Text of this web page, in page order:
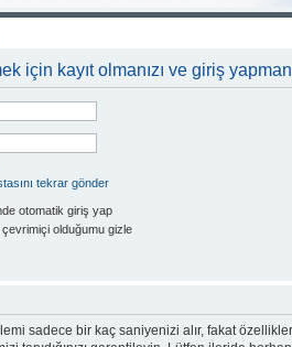
için kayıt olmanızı ve giriş
tekrar gönder
otomatik giriş yap
olduğumu gizle
sadece bir kaç saniyenizi alır, fakat